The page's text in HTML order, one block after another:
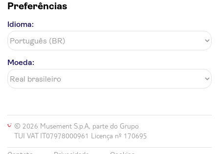
Preferências
Idioma:
Moeda:
© 2026 Musement S.p.A, parte do Grupo
TUI VAT IT07978000961 Licença nº 170695